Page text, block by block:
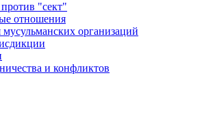
"сект"
отношения
организаций
и конфликтов